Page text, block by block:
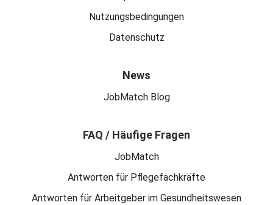
Nutzungsbedingungen
Datenschutz
News
JobMatch Blog
FAQ / Häufige Fragen
JobMatch
Antworten für Pflegefachkräfte
Antworten für Arbeitgeber im Gesundheitswesen